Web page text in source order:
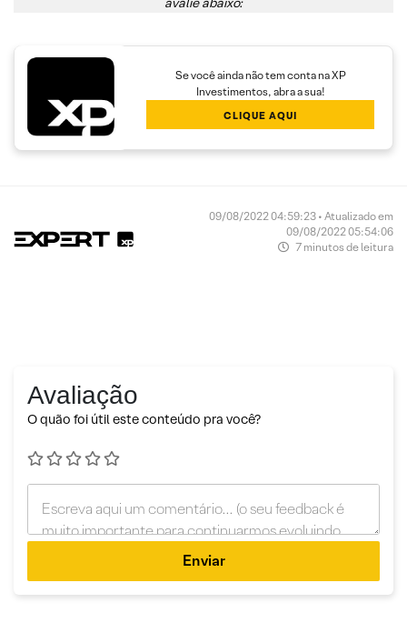
Se você ainda não tem conta na XP
Investimentos, abra a sua!
CLIQUE AQUI
09/08/2022 04:59:23 • Atualizado em
09/08/2022 05:54:06
7 minutos de leitura
Avaliação
O quão foi útil este conteúdo pra você?
Enviar